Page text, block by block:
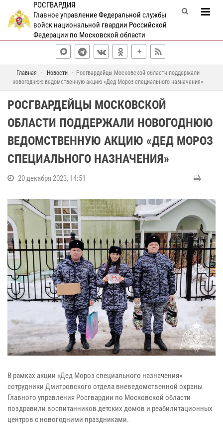
РОСГВАРДИЯ
Главное управление Федеральной службы
войск национальной гвардии Российской
Федерации по Московской области
Главная Новости
Росгвардейцы Московской области поддержали
новогоднюю ведомственную акцию «Дед Мороз специального назначения»
РОСГВАРДЕЙЦЫ МОСКОВСКОЙ
ОБЛАСТИ ПОДДЕРЖАЛИ НОВОГОДНЮЮ
ВЕДОМСТВЕННУЮ АКЦИЮ «ДЕД МОРОЗ
СПЕЦИАЛЬНОГО НАЗНАЧЕНИЯ»
20 декабря 2023, 14:51
В рамках акции «Дед Мороз специального назначения»
сотрудники Дмитровского отдела вневедомственной охраны
Главного управления Росгвардии по Московской области
поздравили воспитанников детских домов и реабилитационных
центров с новогодними праздниками.